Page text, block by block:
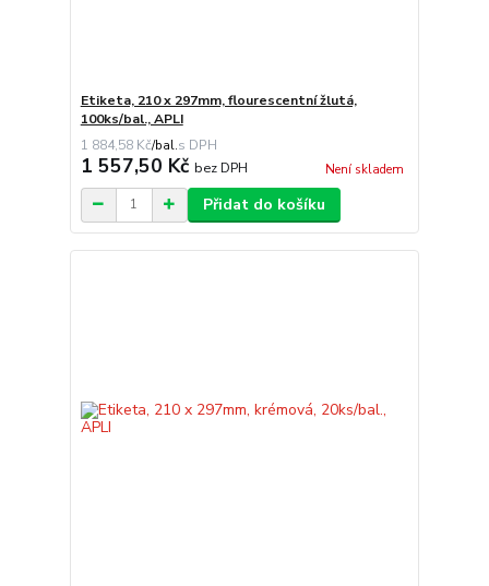
Etiketa, 210 x 297mm, flourescentní žlutá,
100ks/bal., APLI
1 884,58 Kč/bal.
1 557,50 Kč bez DPH Není skladem
Přidat do košíku